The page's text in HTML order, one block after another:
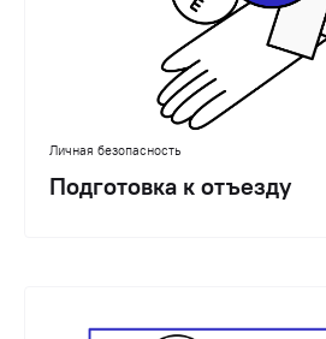
Личная безопасность
Подготовка к отъезду